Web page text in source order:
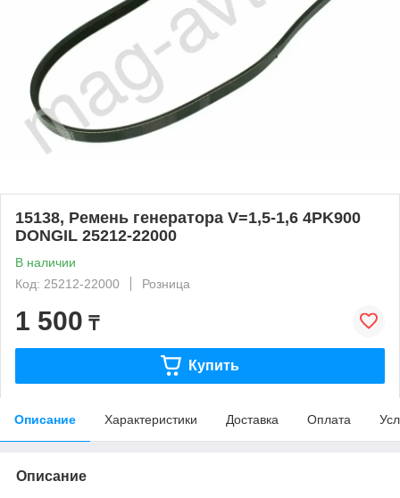
15138, Ремень генератора V=1,5-1,6 4PK900
DONGIL 25212-22000
В наличии
Код: 25212-22000
Розница
1 500 ₸
Купить
Описание Характеристики Доставка Оплата
Описание